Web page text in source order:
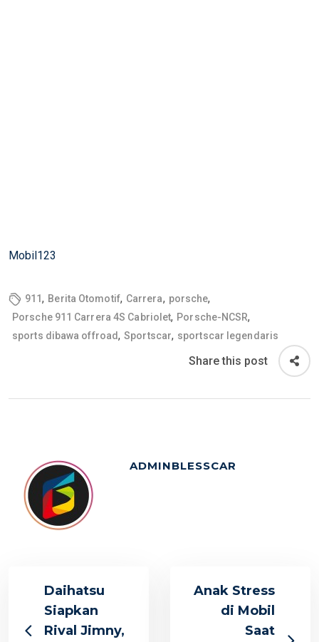
Mobil123
911, Berita Otomotif, Carrera, porsche,
Porsche 911 Carrera 4S Cabriolet, Porsche-NCSR,
sports dibawa offroad, Sportscar, sportscar legendaris
Share this post
ADMINBLESSCAR
Daihatsu
Siapkan
Rival Jimny,
Anak Stress
di Mobil
Saat